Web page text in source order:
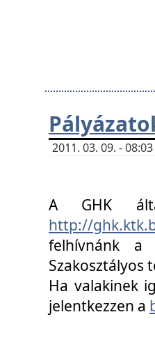
2011. 03. 09. -
A GHK
http://
felhívnánk a
Szakosztályos
Ha valakinek
jelentkezzen a